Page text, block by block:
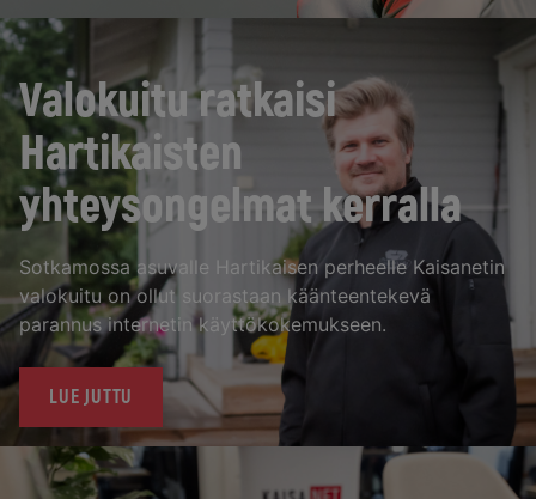
Valokuitu ratkaisi
Hartikaisten
yhteysongelmat kerralla
Sotkamossa asuvalle Hartikaisen perheelle Kaisanetin
valokuitu on ollut suorastaan käänteentekevä
parannus internetin käyttökokemukseen.
LUE JUTTU